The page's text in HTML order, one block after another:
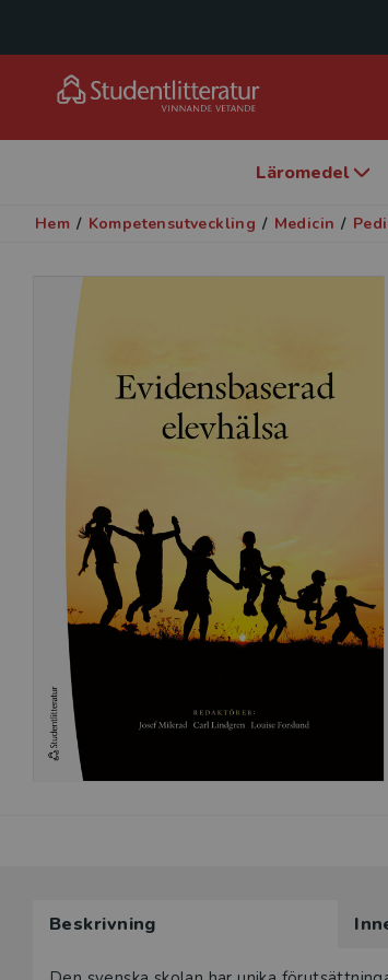
Läromedel
Hem / Kompetensutveckling / Medicin /
Beskrivning